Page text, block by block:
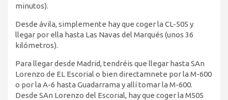
minutos).
Desde ávila, simplemente hay que coger la CL-505 y
llegar por ella hasta Las Navas del Marqués (unos 36
kilómetros).
Para llegar desde Madrid, tendréis que llegar hasta SAn
Lorenzo de EL Escorial o bien directamnete por la M-600
o por la A-6 hasta Guadarrama y allí tomar la M-600.
Desde SAn Lorenzo del Escorial, hay que coger la M505